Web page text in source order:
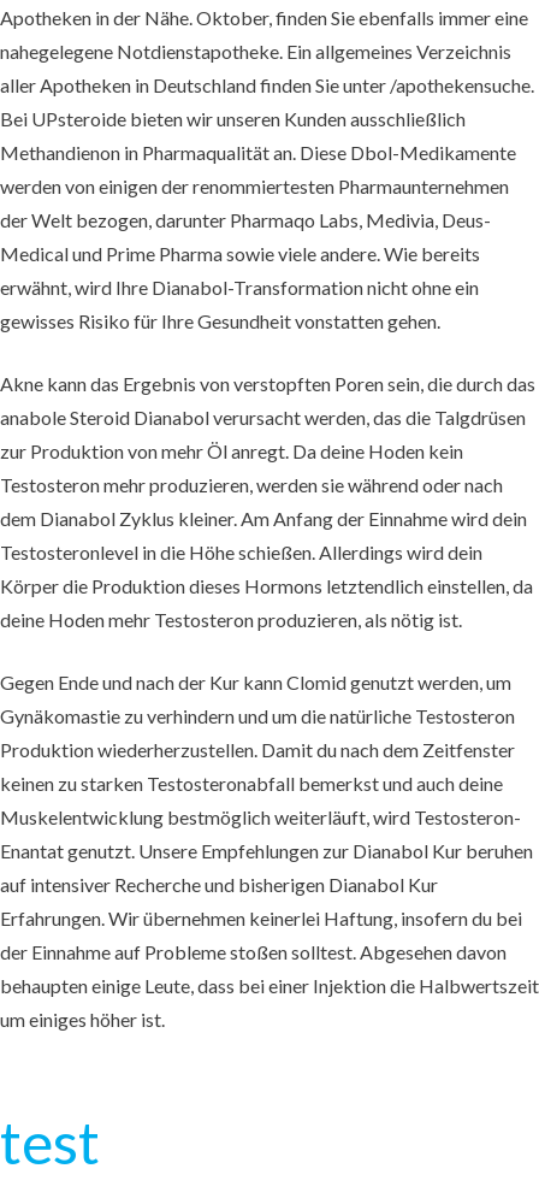
Apotheken in der Nähe. Oktober, finden Sie ebenfalls immer eine
nahegelegene Notdienstapotheke. Ein allgemeines Verzeichnis
aller Apotheken in Deutschland finden Sie unter /apothekensuche.
Bei UPsteroide bieten wir unseren Kunden ausschließlich
Methandienon in Pharmaqualität an. Diese Dbol-Medikamente
werden von einigen der renommiertesten Pharmaunternehmen
der Welt bezogen, darunter Pharmaqo Labs, Medivia, Deus-
Medical und Prime Pharma sowie viele andere. Wie bereits
erwähnt, wird Ihre Dianabol-Transformation nicht ohne ein
gewisses Risiko für Ihre Gesundheit vonstatten gehen.
Akne kann das Ergebnis von verstopften Poren sein, die durch das
anabole Steroid Dianabol verursacht werden, das die Talgdrüsen
zur Produktion von mehr Öl anregt. Da deine Hoden kein
Testosteron mehr produzieren, werden sie während oder nach
dem Dianabol Zyklus kleiner. Am Anfang der Einnahme wird dein
Testosteronlevel in die Höhe schießen. Allerdings wird dein
Körper die Produktion dieses Hormons letztendlich einstellen, da
deine Hoden mehr Testosteron produzieren, als nötig ist.
Gegen Ende und nach der Kur kann Clomid genutzt werden, um
Gynäkomastie zu verhindern und um die natürliche Testosteron
Produktion wiederherzustellen. Damit du nach dem Zeitfenster
keinen zu starken Testosteronabfall bemerkst und auch deine
Muskelentwicklung bestmöglich weiterläuft, wird Testosteron-
Enantat genutzt. Unsere Empfehlungen zur Dianabol Kur beruhen
auf intensiver Recherche und bisherigen Dianabol Kur
Erfahrungen. Wir übernehmen keinerlei Haftung, insofern du bei
der Einnahme auf Probleme stoßen solltest. Abgesehen davon
behaupten einige Leute, dass bei einer Injektion die Halbwertszeit
um einiges höher ist.
test